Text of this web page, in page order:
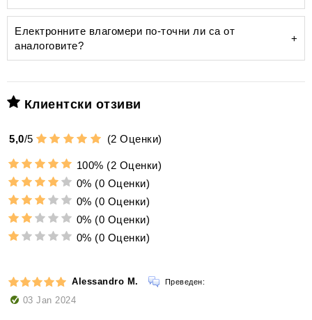
adorini предлага Humifit
висококачествена овлажняваща течност
срещу бактерии и вируси
оптимално хигиенична
среда
Предварително калибриран и прецизен влагомер
Поставете пури:
акрилно-полимерна
Най-висока прецизност:
Магнитно прикрепяне:
магнитен гръб
Универсална употреба:
допълнителна метална плоча
Електронните влагомери по-точни ли са от
аналоговите?
Клиентски отзиви
5,0/5 (2 Оценки)
100% (2 Оценки)
0% (0 Оценки)
0% (0 Оценки)
0% (0 Оценки)
0% (0 Оценки)
Alessandro M. Преведен:
03 Jan 2024